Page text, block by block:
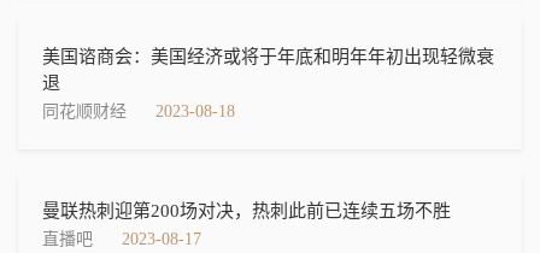
美国谘商会：美国经济或将于年底和明年年初出现轻微衰
退
同花顺财经 2023-08-18
曼联热刺迎第200场对决，热刺此前已连续五场不胜
直播吧 2023-08-17